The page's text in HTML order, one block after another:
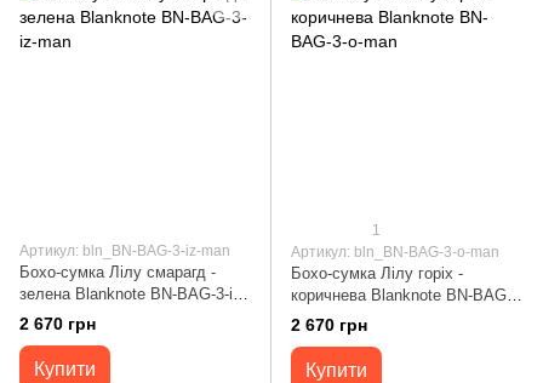
Артикул: bln_BN-BAG-3-iz-man
Бохо-сумка Лілу смарагд -
зелена Blanknote BN-BAG-3-iz-
man
2 670 грн
Купити
1
Артикул: bln_BN-BAG-3-o-man
Бохо-сумка Лілу горіх -
коричнева Blanknote BN-BAG-
3-o-man
2 670 грн
Купити